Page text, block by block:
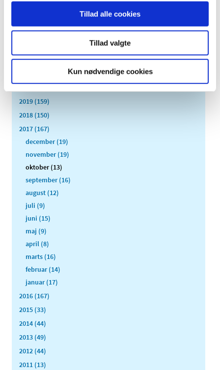
Tillad alle cookies
Tillad valgte
Kun nødvendige cookies
2024 (224)
2022 (197)
2019 (159)
2018 (150)
2017 (167)
december (19)
november (19)
oktober (13)
september (16)
august (12)
juli (9)
juni (15)
maj (9)
april (8)
marts (16)
februar (14)
januar (17)
2016 (167)
2015 (33)
2014 (44)
2013 (49)
2012 (44)
2011 (13)